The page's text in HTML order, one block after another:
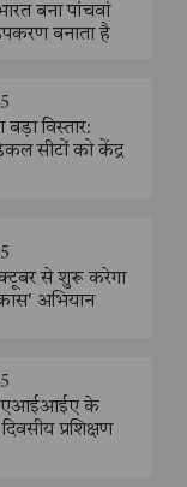
बना पांचवां
बनाता है
बड़ा विस्तार:
सीटों को केंद्र
से शुरू करेगा
अभियान
ने एआईआईए के
प्रशिक्षण